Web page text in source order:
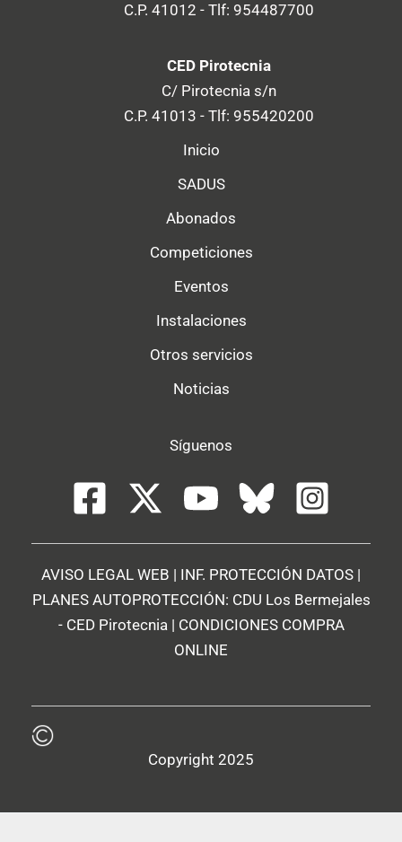
C.P. 41012 - Tlf: 954487700
CED Pirotecnia
C/ Pirotecnia s/n
C.P. 41013 - Tlf: 955420200
Inicio
SADUS
Abonados
Competiciones
Eventos
Instalaciones
Otros servicios
Noticias
Síguenos
AVISO LEGAL WEB | INF. PROTECCIÓN DATOS |
PLANES AUTOPROTECCIÓN: CDU Los Bermejales
- CED Pirotecnia| CONDICIONES COMPRA
ONLINE
Copyright 2025